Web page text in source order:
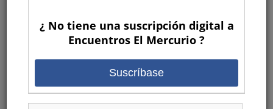
¿ No tiene una suscripción digital a
Encuentros El Mercurio ?
Suscríbase